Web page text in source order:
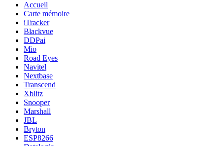
Accueil
Carte mémoire
iTracker
Blackvue
DDPai
Mio
Road Eyes
Navitel
Nextbase
Transcend
Xblitz
Snooper
Marshall
JBL
Bryton
ESP8266